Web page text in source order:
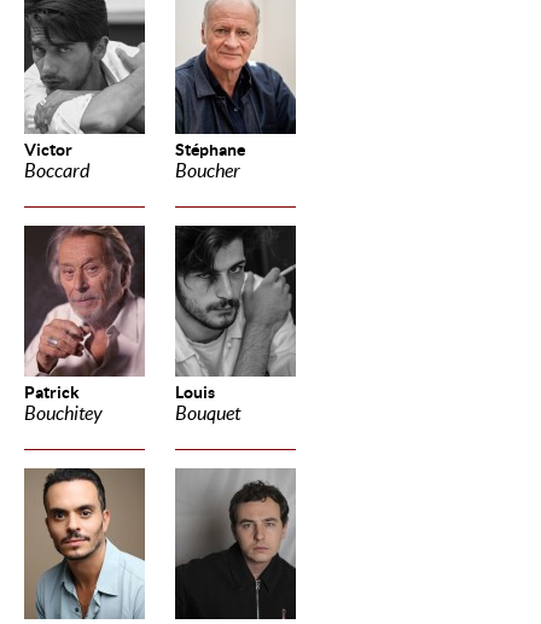
Victor
Boccard
Stéphane
Boucher
Patrick
Bouchitey
Louis
Bouquet